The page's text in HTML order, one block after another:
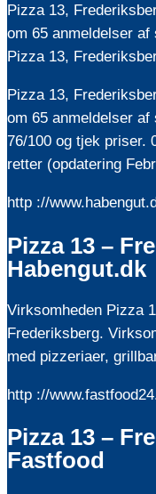
Pizza 13,
om 65 anmeldelser
Pizza 13,
Pizza 13,
om 65 anmeldelser
76/100 og tjek priser.
retter (opdatering
http ://
Pizza 13 –
Habengut.dk
Virksomheden Pizza
Frederiksberg.
med pizzeriaer,
http ://
Pizza 13 –
Fastfood